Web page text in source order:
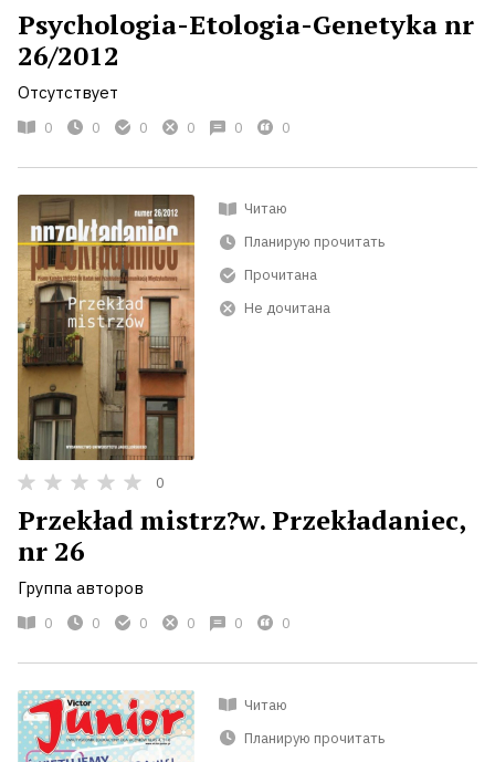
Psychologia-Etologia-Genetyka nr
26/2012
Отсутствует
0 0 0 0 0 0
Читаю
Планирую прочитать
Прочитана
Не дочитана
0
Przekład mistrz?w. Przekładaniec,
nr 26
Группа авторов
0 0 0 0 0 0
Читаю
Планирую прочитать